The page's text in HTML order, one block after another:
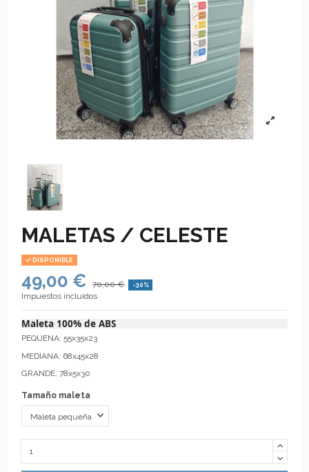
MALETAS / CELESTE
DISPONIBLE
49,00 € 70,00 € -30%
Impuestos incluidos
Maleta 100% de ABS
PEQUENA: 55x35x23
MEDIANA: 68x45x28
GRANDE: 78x5x30
Tamaño maleta